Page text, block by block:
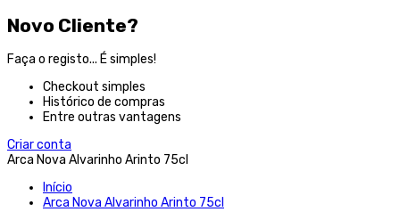
Novo Cliente?
Faça o registo... É simples!
Checkout simples
Histórico de compras
Entre outras vantagens
Criar conta
Arca Nova Alvarinho Arinto 75cl
Início
Arca Nova Alvarinho Arinto 75cl